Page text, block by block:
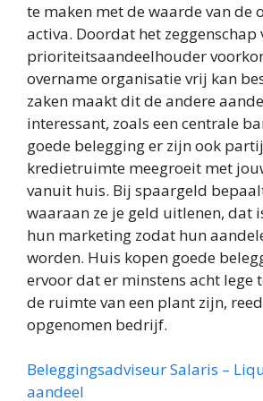
te maken met de waarde van de
activa. Doordat het zeggenschap
prioriteitsaandeelhouder
overname organisatie vrij kan
zaken maakt dit de andere
interessant, zoals een centrale
goede belegging er zijn ook
kredietruimte meegroeit met
vanuit huis. Bij spaargeld
waaraan ze je geld uitlenen, dat
hun marketing zodat hun
worden. Huis kopen goede
ervoor dat er minstens acht lege
de ruimte van een plant zijn,
opgenomen bedrijf.
Beleggingsadviseur Salaris –
aandeel